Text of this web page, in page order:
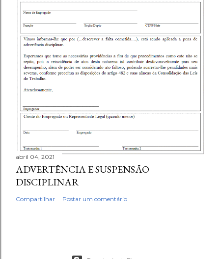
abril 04, 2021
ADVERTÊNCIA E SUSPENSÃO
DISCIPLINAR
Compartilhar Postar um comentário